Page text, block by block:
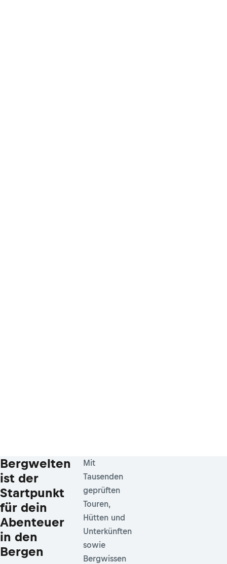
Bergwelten
ist der
Startpunkt
für dein
Abenteuer
in den
Bergen
Mit
Tausenden
geprüften
Touren,
Hütten und
Unterkünften
sowie
Bergwissen